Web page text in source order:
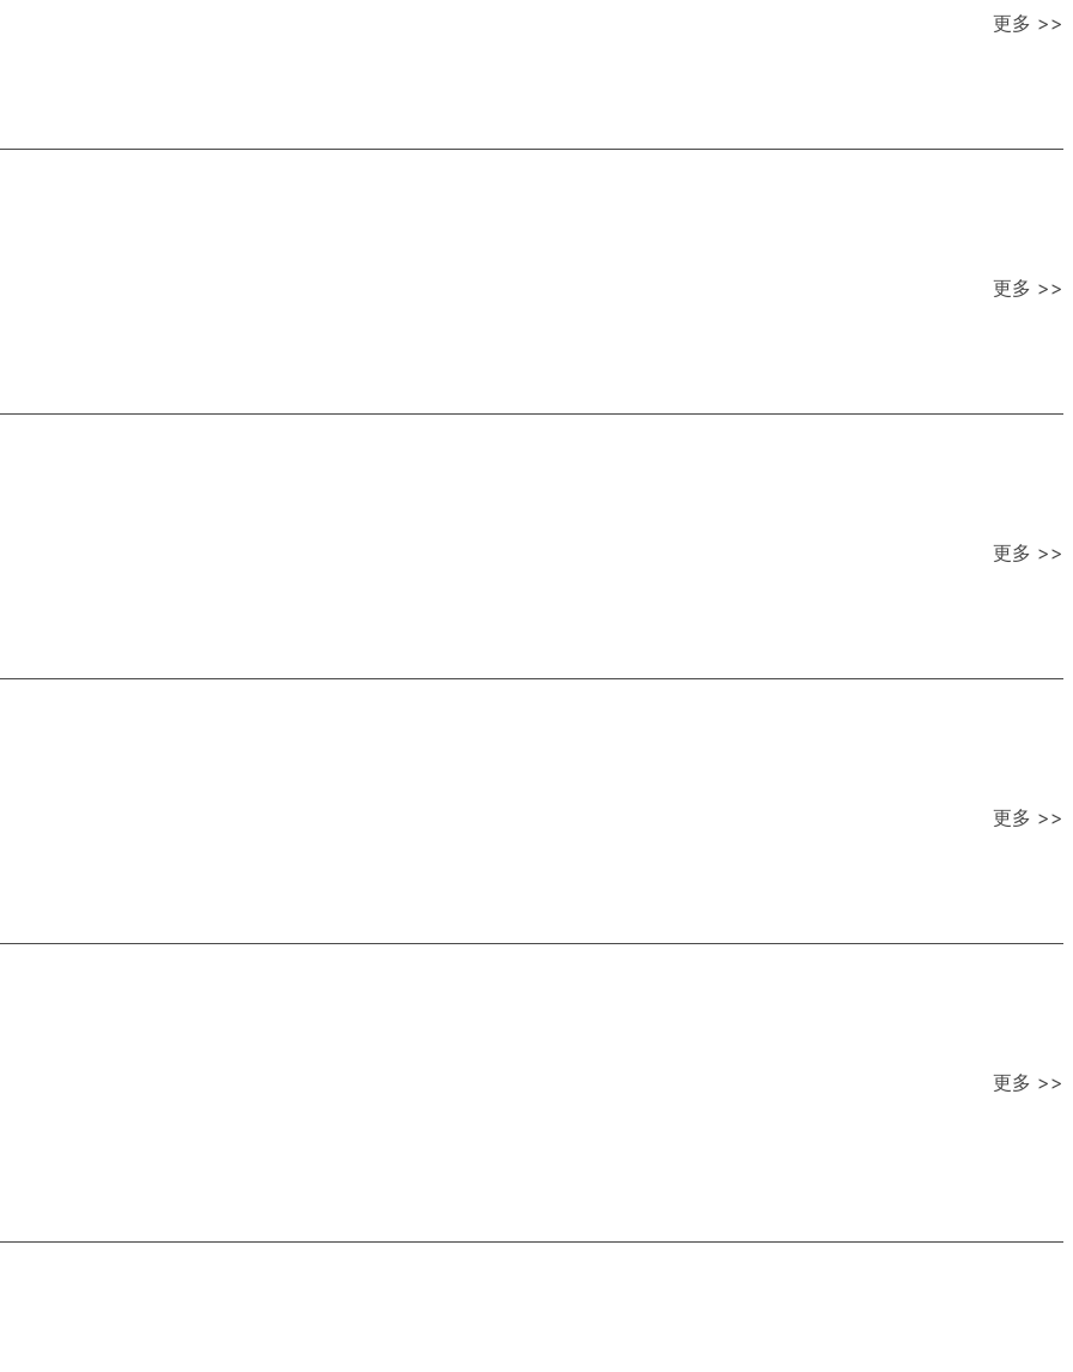
更多 >>
更多 >>
更多 >>
更多 >>
更多 >>